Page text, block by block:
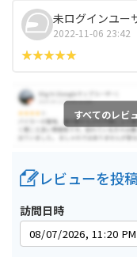
未ログインユー
2022-11-06 23:42
すべてのレビ
レビューを投
訪問日時